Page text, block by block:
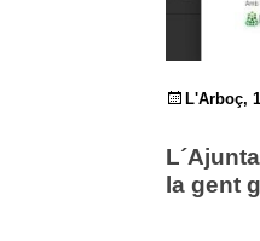
L'Arboç,
la gent